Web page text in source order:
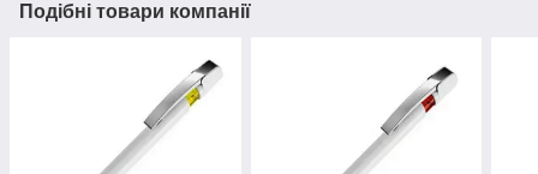
Подібні товари компанії